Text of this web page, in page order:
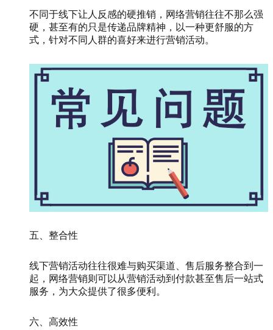
不同于线下让人反感的硬推销，网络营销往往不那么强
硬，甚至有的只是传递品牌精神，以一种更舒服的方
式，针对不同人群的喜好来进行营销活动。
五、整合性
线下营销活动往往很难与购买渠道、售后服务整合到一
起，网络营销则可以从营销活动到付款甚至售后一站式
服务，为大众提供了很多便利。
六、高效性